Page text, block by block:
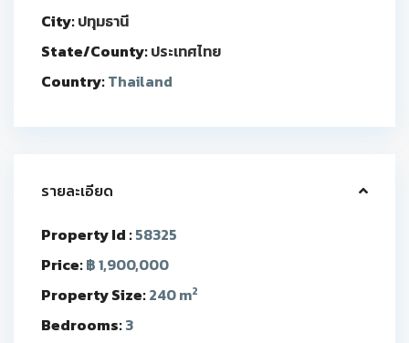
City:ปทุมธานี
State/County:ประเทศไทย
Country:Thailand
รายละเอียด
Property Id :58325
Price:฿ 1,900,000
Property Size:240 m2
Bedrooms:3